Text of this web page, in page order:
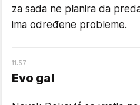
za sada ne planira da
ima određene probleme.
11:57
Evo ga!